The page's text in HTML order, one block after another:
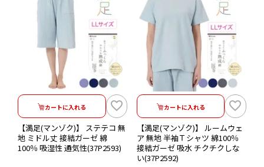
カートに入れる
【満足(マンゾク)】 ステテコ 無
地 ミドル丈 接結ガーゼ 綿
100％ 吸湿性 通気性(37P2593)
カートに入れる
【満足(マンゾク)】 ルームウェ
ア 無地 半袖Ｔシャツ 綿100％
接結ガーゼ 吸水 チクチクしな
い(37P2592)